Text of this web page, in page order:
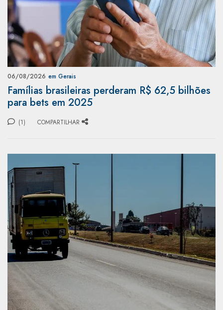
06/08/2026 em Gerais
Famílias brasileiras perderam R$ 62,5 bilhões
para bets em 2025
(1) COMPARTILHAR